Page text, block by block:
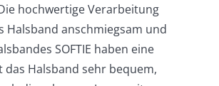
hochwertige Verarbeitung
Halsband anschmiegsam und
SOFTIE haben eine
Halsband sehr bequem,